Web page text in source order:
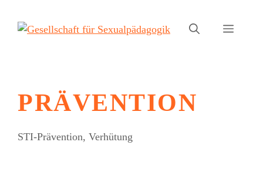
Inhalt
Menü
PRÄVENTION
STI-Prävention, Verhütung